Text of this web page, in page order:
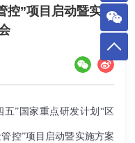
控”项目启动暨实施
”国家重点研发计划“区
控”项目启动暨实施方案